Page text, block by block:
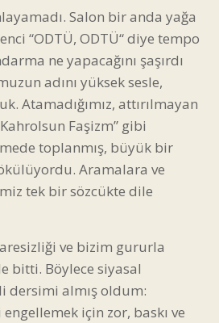
Salon bir anda yağa
“ODTÜ, ODTÜ“ diye tempo
ne yapacağını şaşırdı
adını yüksek sesle,
Atamadığımız, attırılmayan
Faşizm” gibi
toplanmış, büyük bir
Aramalara ve
tek bir sözcükte dile
ve bizim gururla
bitti. Böylece siyasal
dersimi almış oldum:
için zor, baskı ve